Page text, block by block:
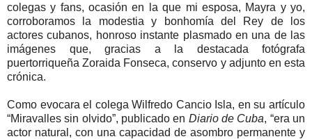
colegas y fans, ocasión en la que mi esposa, Mayra y yo,
corroboramos la modestia y bonhomía del Rey de los
actores cubanos, honroso instante plasmado en una de las
imágenes que, gracias a la destacada fotógrafa
puertorriqueña Zoraida Fonseca, conservo y adjunto en esta
crónica.
Como evocara el colega Wilfredo Cancio Isla, en su artículo
“Miravalles sin olvido”, publicado en Diario de Cuba, “era un
actor natural, con una capacidad de asombro permanente y